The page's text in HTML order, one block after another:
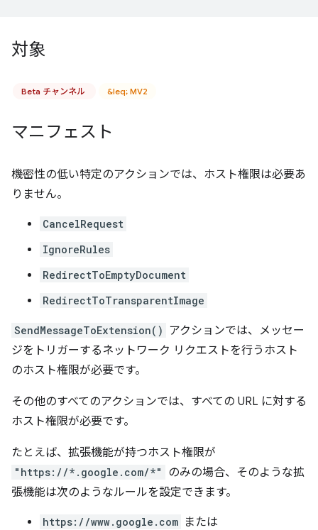
対象
Beta チャンネル &leq; MV2
マニフェスト
機密性の低い特定のアクションでは、ホスト権限は必要あ
りません。
CancelRequest
IgnoreRules
RedirectToEmptyDocument
RedirectToTransparentImage
SendMessageToExtension() アクションでは、メッセー
ジをトリガーするネットワーク リクエストを行うホスト
のホスト権限が必要です。
その他のすべてのアクションでは、すべての URL に対する
ホスト権限が必要です。
たとえば、拡張機能が持つホスト権限が
"https://*.google.com/*"
のみの場合、そのような拡
張機能は次のようなルールを設定できます。
https://www.google.com または